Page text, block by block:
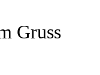
Gruss